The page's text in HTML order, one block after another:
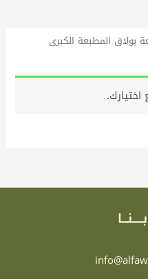
المطبعة الكبرى